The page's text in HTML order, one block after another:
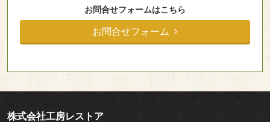
お問合せフォームはこちら
お問合せフォーム
株式会社工房レストア